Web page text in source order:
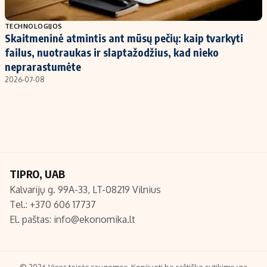
Populiarios temos
Investavimas
Akcijų rinka
Saulės elektrinės
Titulinis
Nedarbo išmokos skaičiuoklė
Redakcija
Apie mus
Redakcijos politika
TECHNOLOGIJOS
Skaitmeninė atmintis ant mūsų pečių: kaip tvarkyti
failus, nuotraukas ir slaptažodžius, kad nieko
neprarastumėte
2026-07-08
TIPRO, UAB
Kalvarijų g. 99A-33, LT-08219 Vilnius
Tel.: +370 606 17737
El. paštas: info@ekonomika.lt